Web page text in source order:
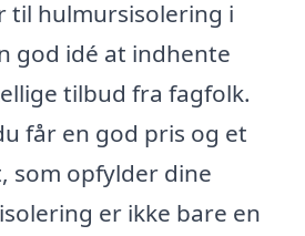
til hulmursisolering i
god idé at indhente
tilbud fra fagfolk.
får en god pris og et
som opfylder dine
er ikke bare en